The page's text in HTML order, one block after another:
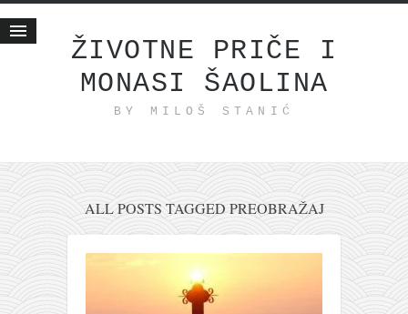
ŽIVOTNE PRIČE I
MONASI ŠAOLINA
BY MILOŠ STANIĆ
Životne priče
internet poslovanje
ishranom do zdravlja
moj haiku
bonus sadržaj
ALL POSTS TAGGED PREOBRAŽAJ